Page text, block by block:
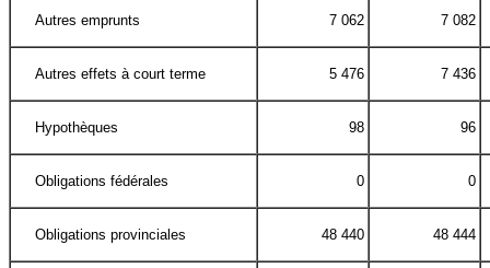
Autres emprunts 7 062 7 082
Autres effets à court terme 5 476 7 436
Hypothèques 98 96
Obligations fédérales 0 0
Obligations provinciales 48 440 48 444